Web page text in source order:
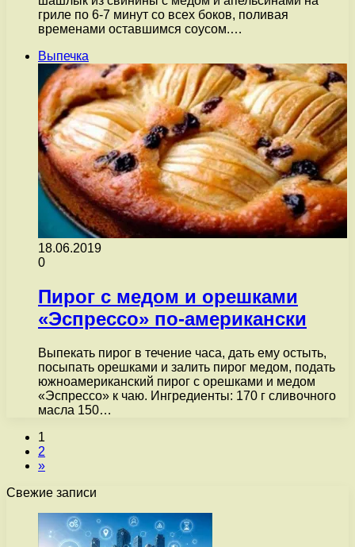
гриле по 6-7 минут со всех боков, поливая
временами оставшимся соусом.…
Выпечка
18.06.2019
0
Пирог с медом и орешками
«Эспрессо» по-американски
Выпекать пирог в течение часа, дать ему остыть,
посыпать орешками и залить пирог медом, подать
южноамериканский пирог с орешками и медом
«Эспрессо» к чаю. Ингредиенты: 170 г сливочного
масла 150…
1
2
»
Свежие записи